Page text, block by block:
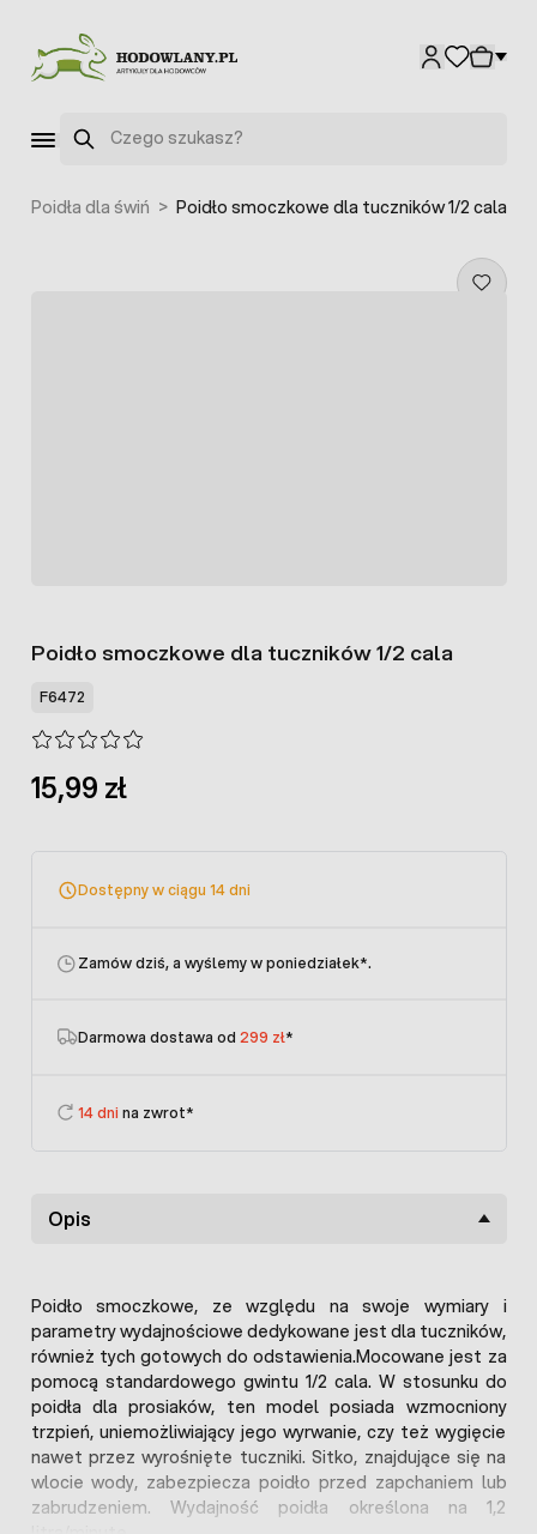
Szukaj
Poidła dla świń > Poidło smoczkowe dla tuczników 1/2 cala
Poidło smoczkowe dla tuczników 1/2 cala
F6472
15,99 zł
Dostępny w ciągu 14 dni
Zamów dziś, a wyślemy w poniedziałek*.
Darmowa dostawa od 299 zł*
14 dni na zwrot*
Opis
Poidło smoczkowe, ze względu na swoje wymiary i
parametry wydajnościowe dedykowane jest dla tuczników,
również tych gotowych do odstawienia.Mocowane jest za
pomocą standardowego gwintu 1/2 cala. W stosunku do
poidła dla prosiaków, ten model posiada wzmocniony
trzpień, uniemożliwiający jego wyrwanie, czy też wygięcie
nawet przez wyrośnięte tuczniki. Sitko, znajdujące się na
wlocie wody, zabezpiecza poidło przed zapchaniem lub
zabrudzeniem. Wydajność poidła określona na 1,2